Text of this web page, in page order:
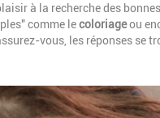
à la recherche des
comme lecoloriageou
vous, les réponses se